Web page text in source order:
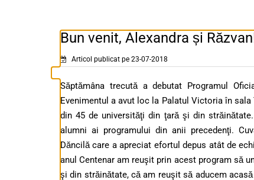
Bun venit, Alexandra și
Articol publicat pe 23-07-2018
Săptămâna trecută a debutat Programul
Evenimentul a avut loc la Palatul Victoria în
din 45 de universităţi din ţară şi din
alumni ai programului din anii precedenţi.
Dăncilă care a apreciat efortul depus atât de
anul Centenar am reuşit prin acest program să
şi din străinătate, că am reuşit să aducem